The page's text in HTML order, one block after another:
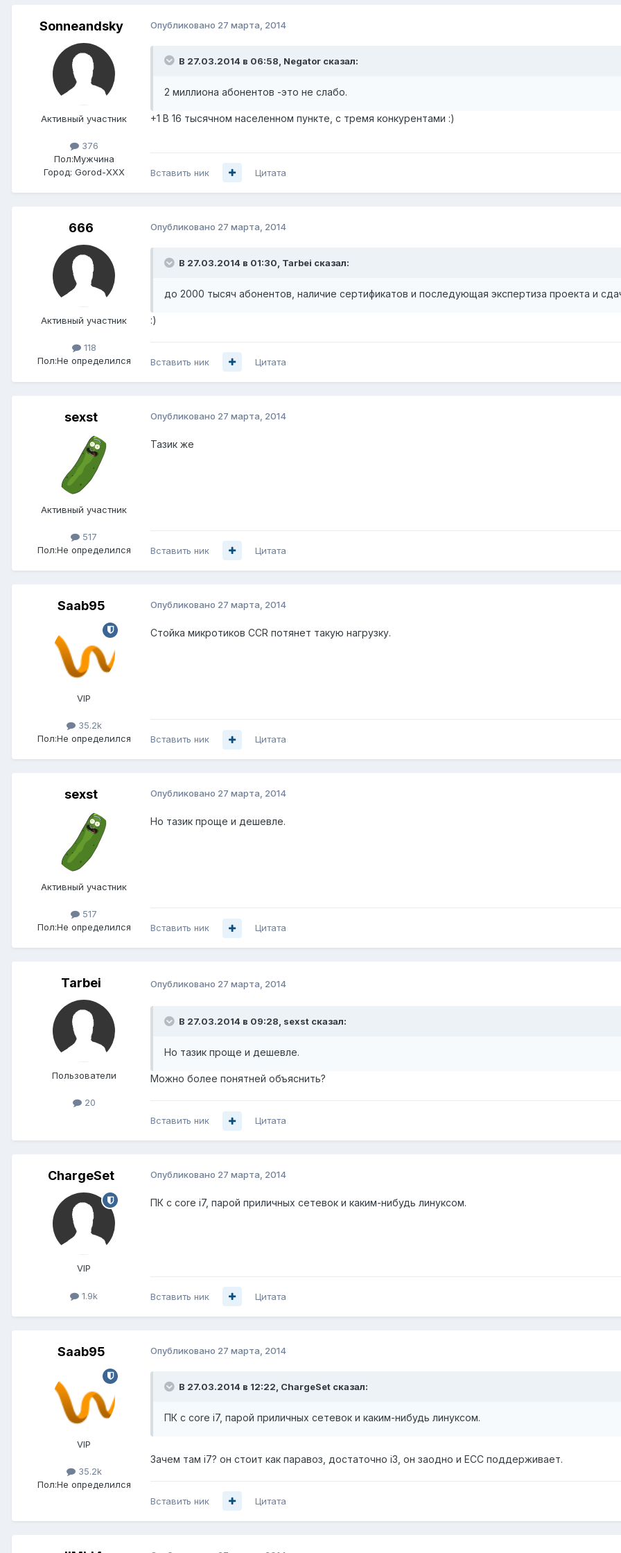
Sonneandsky
Активный участник
376
Пол:Мужчина
Город: Gorod-XXX
Опубликовано 27 марта, 2014
В 27.03.2014 в 06:58, Negator сказал:
2 миллиона абонентов -это не слабо.
+1 В 16 тысячном населенном пункте, с тремя конкурентами :)
Вставить ник Цитата
666
Активный участник
118
Пол:Не определился
Опубликовано 27 марта, 2014
В 27.03.2014 в 01:30, Tarbei сказал:
до 2000 тысяч абонентов, наличие сертификатов и последующая экспертиза проекта и
:)
Вставить ник Цитата
sexst
Активный участник
517
Пол:Не определился
Опубликовано 27 марта, 2014
Тазик же
Вставить ник Цитата
Saab95
VIP
35.2k
Пол:Не определился
Опубликовано 27 марта, 2014
Стойка микротиков CCR потянет такую нагрузку.
Вставить ник Цитата
sexst
Активный участник
517
Пол:Не определился
Опубликовано 27 марта, 2014
Но тазик проще и дешевле.
Вставить ник Цитата
Tarbei
Пользователи
20
Опубликовано 27 марта, 2014
В 27.03.2014 в 09:28, sexst сказал:
Но тазик проще и дешевле.
Можно более понятней объяснить?
Вставить ник Цитата
ChargeSet
VIP
1.9k
Опубликовано 27 марта, 2014
ПК с core i7, парой приличных сетевок и каким-нибудь линуксом.
Вставить ник Цитата
Saab95
VIP
35.2k
Пол:Не определился
Опубликовано 27 марта, 2014
В 27.03.2014 в 12:22, ChargeSet сказал:
ПК с core i7, парой приличных сетевок и каким-нибудь линуксом.
Зачем там i7? он стоит как паравоз, достаточно i3, он заодно и ECC поддерживает.
Вставить ник Цитата